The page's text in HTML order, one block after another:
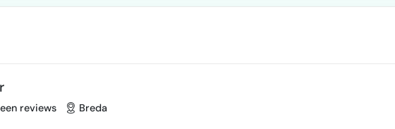
reviews Breda